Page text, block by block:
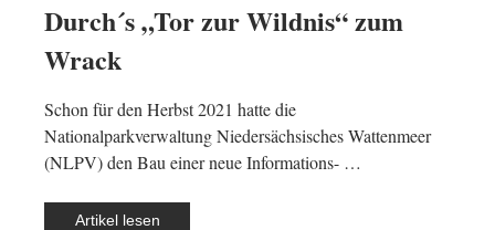
Durch´s „Tor zur Wildnis“ zum
Wrack
Schon für den Herbst 2021 hatte die
Nationalparkverwaltung Niedersächsisches Wattenmeer
(NLPV) den Bau einer neue Informations- …
Artikel lesen